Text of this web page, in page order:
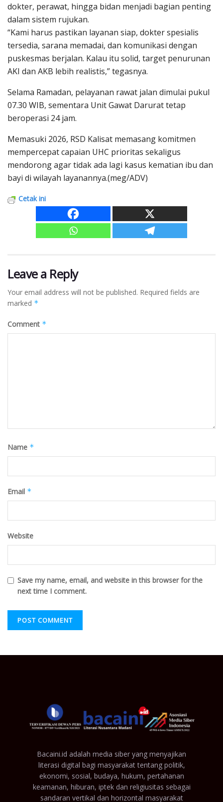
dokter, perawat, hingga bidan menjadi bagian penting
dalam sistem rujukan.
“Kami harus pastikan layanan siap, dokter spesialis
tersedia, sarana memadai, dan komunikasi dengan
puskesmas berjalan. Kalau itu solid, target penurunan
AKI dan AKB lebih realistis,” tegasnya.
Selama Ramadan, pelayanan rawat jalan dimulai pukul
07.30 WIB, sementara Unit Gawat Darurat tetap
beroperasi 24 jam.
Memasuki 2026, RSD Kalisat memasang komitmen
mempercepat capaian UHC prioritas sekaligus
mendorong agar tidak ada lagi kasus kematian ibu dan
bayi di wilayah layanannya.(meg/ADV)
Cetak ini
Leave a Reply
Your email address will not be published. Required fields are
marked *
Comment *
Name *
Email *
Website
Save my name, email, and website in this browser for the
next time I comment.
Bacaini.id adalah media siber yang menyajikan
literasi digital bagi masyarakat tentang politik,
ekonomi, sosial, budaya, hukum, pertahanan
keamanan, hiburan, iptek dan religiusitas sebagai
sandaran vertikal dan horizontal masyarakat